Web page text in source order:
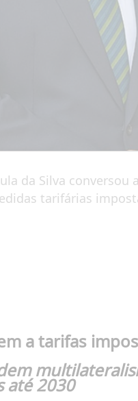
da Silva
tarifárias
a tarifas
até 2030